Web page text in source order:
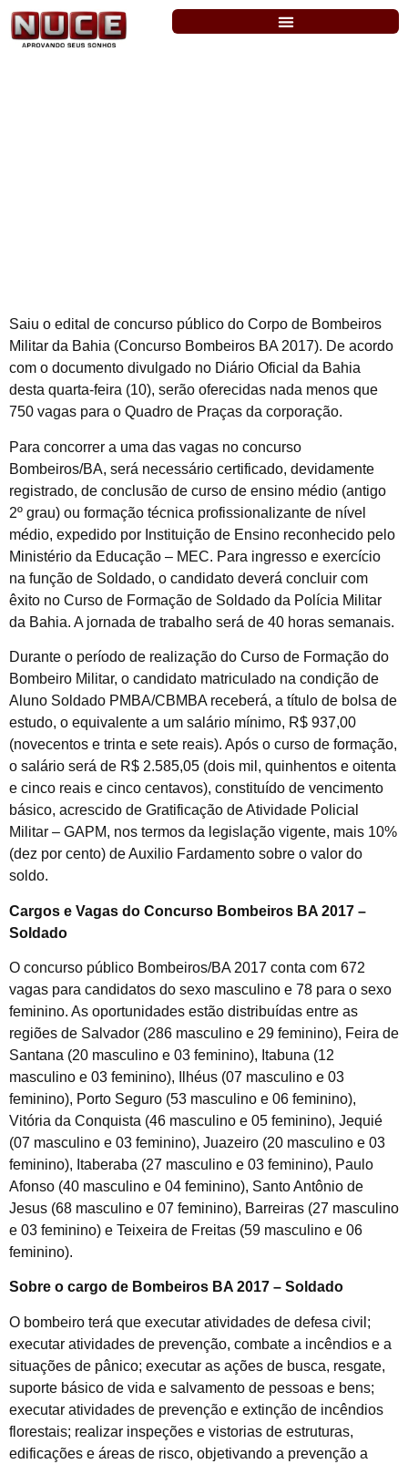
Saiu o edital de concurso público do Corpo de Bombeiros
Militar da Bahia (Concurso Bombeiros BA 2017). De acordo
com o documento divulgado no Diário Oficial da Bahia
desta quarta-feira (10), serão oferecidas nada menos que
750 vagas para o Quadro de Praças da corporação.
Para concorrer a uma das vagas no concurso
Bombeiros/BA, será necessário certificado, devidamente
registrado, de conclusão de curso de ensino médio (antigo
2º grau) ou formação técnica profissionalizante de nível
médio, expedido por Instituição de Ensino reconhecido pelo
Ministério da Educação – MEC. Para ingresso e exercício
na função de Soldado, o candidato deverá concluir com
êxito no Curso de Formação de Soldado da Polícia Militar
da Bahia. A jornada de trabalho será de 40 horas semanais.
Durante o período de realização do Curso de Formação do
Bombeiro Militar, o candidato matriculado na condição de
Aluno Soldado PMBA/CBMBA receberá, a título de bolsa de
estudo, o equivalente a um salário mínimo, R$ 937,00
(novecentos e trinta e sete reais). Após o curso de formação,
o salário será de R$ 2.585,05 (dois mil, quinhentos e oitenta
e cinco reais e cinco centavos), constituído de vencimento
básico, acrescido de Gratificação de Atividade Policial
Militar – GAPM, nos termos da legislação vigente, mais 10%
(dez por cento) de Auxilio Fardamento sobre o valor do
soldo.
Cargos e Vagas do Concurso Bombeiros BA 2017 –
Soldado
O concurso público Bombeiros/BA 2017 conta com 672
vagas para candidatos do sexo masculino e 78 para o sexo
feminino. As oportunidades estão distribuídas entre as
regiões de Salvador (286 masculino e 29 feminino), Feira de
Santana (20 masculino e 03 feminino), Itabuna (12
masculino e 03 feminino), Ilhéus (07 masculino e 03
feminino), Porto Seguro (53 masculino e 06 feminino),
Vitória da Conquista (46 masculino e 05 feminino), Jequié
(07 masculino e 03 feminino), Juazeiro (20 masculino e 03
feminino), Itaberaba (27 masculino e 03 feminino), Paulo
Afonso (40 masculino e 04 feminino), Santo Antônio de
Jesus (68 masculino e 07 feminino), Barreiras (27 masculino
e 03 feminino) e Teixeira de Freitas (59 masculino e 06
feminino).
Sobre o cargo de Bombeiros BA 2017 – Soldado
O bombeiro terá que executar atividades de defesa civil;
executar atividades de prevenção, combate a incêndios e a
situações de pânico; executar as ações de busca, resgate,
suporte básico de vida e salvamento de pessoas e bens;
executar atividades de prevenção e extinção de incêndios
florestais; realizar inspeções e vistorias de estruturas,
edificações e áreas de risco, objetivando a prevenção a